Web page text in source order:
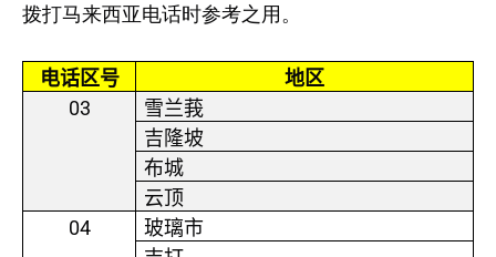
拨打马来西亚电话时参考之用。
电话区号 地区
03
雪兰莪
吉隆坡
布城
云顶
04
玻璃市